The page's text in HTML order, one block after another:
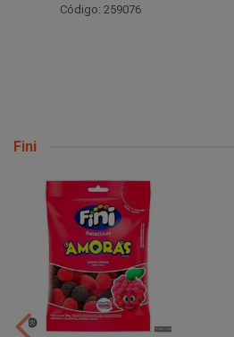
Código: 259076
Fini